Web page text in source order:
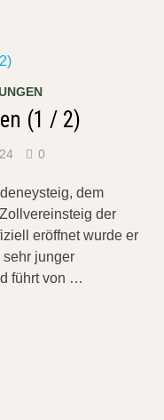
(1 / 2)
0
dem
der
eröffnet wurde er
junger
führt von …